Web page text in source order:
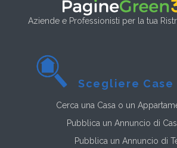
Aziende e Professionisti per la tua
Scegliere Case
Cerca una Casa o un
Pubblica un Annuncio di
Pubblica un Annuncio di